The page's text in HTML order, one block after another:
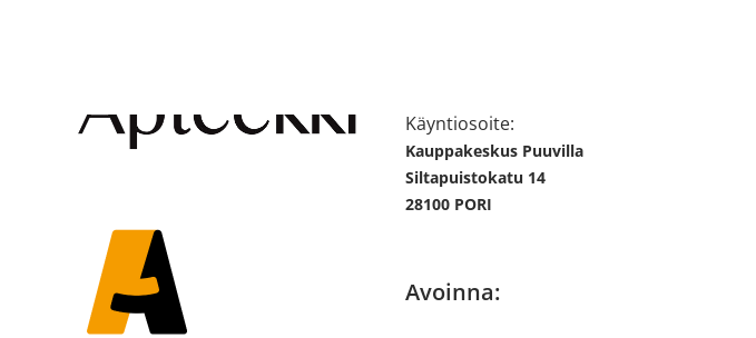
Käyntiosoite:
Kauppakeskus Puuvilla
Siltapuistokatu 14
28100 PORI
Avoinna: